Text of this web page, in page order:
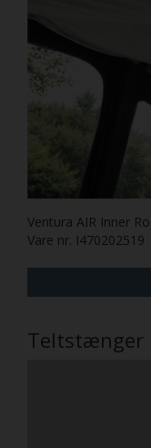
Ventura AIR Inner
Vare nr. I470202519
Teltstænger